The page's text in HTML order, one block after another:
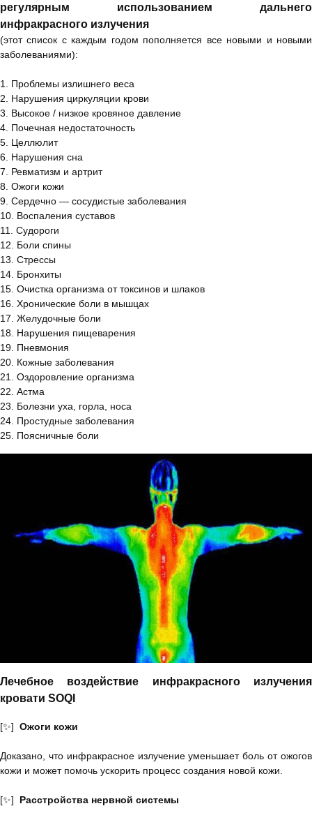
регулярным использованием дальнего
инфракрасного излучения
(этот список с каждым годом пополняется все новыми и новыми
заболеваниями):
1. Проблемы излишнего веса
2. Нарушения циркуляции крови
3. Высокое / низкое кровяное давление
4. Почечная недостаточность
5. Целлюлит
6. Нарушения сна
7. Ревматизм и артрит
8. Ожоги кожи
9. Сердечно — сосудистые заболевания
10. Воспаления суставов
11. Судороги
12. Боли спины
13. Стрессы
14. Бронхиты
15. Очистка организма от токсинов и шлаков
16. Хронические боли в мышцах
17. Желудочные боли
18. Нарушения пищеварения
19. Пневмония
20. Кожные заболевания
21. Оздоровление организма
22. Астма
23. Болезни уха, горла, носа
24. Простудные заболевания
25. Поясничные боли
Лечебное воздействие инфракрасного излучения
кровати SOQI
[✨] Ожоги кожи
Доказано, что инфракрасное излучение уменьшает боль от ожогов
кожи и может помочь ускорить процесс создания новой кожи.
[✨] Расстройства нервной системы